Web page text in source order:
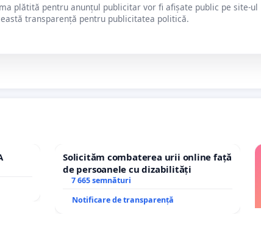
plătită pentru anunțul publicitar vor fi afișate public pe site-ul
transparență pentru publicitatea politică.
Solicităm combaterea urii online față
de persoanele cu dizabilități
7 665 semnături
Notificare de transparență